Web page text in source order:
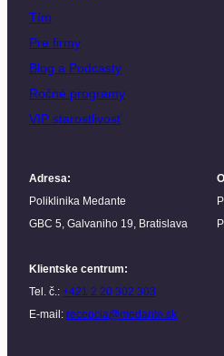
Tím
Pre firmy
Blog a Podcasty
Ročné programy
VIP starostlivosť
Adresa:
Poliklinika Medante
GBC 5, Galvaniho 19, Bratislava
Klientske centrum:
Tel. č.: +421 2 20 302 303
E-mail: recepcia@medante.sk